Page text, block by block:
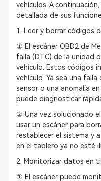
vehículos. A
detallada de sus
1. Leer y borrar códigos
① El escáner OBD2 de
falla (DTC) de la unidad
vehículo. Estos códigos
vehículo. Ya sea una
sensor o una anomalía
puede diagnosticar
② Una vez solucionado
usar un escáner para
restablecer el sistema y
en el tablero ya no esté
2. Monitorizar datos en
① El escáner puede